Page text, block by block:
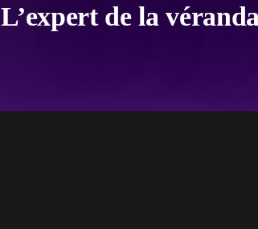
L’expert de la